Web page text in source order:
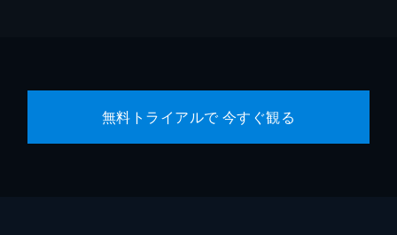
無料トライアルで 今すぐ観る